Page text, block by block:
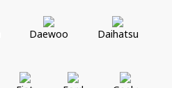
Daewoo Daihatsu